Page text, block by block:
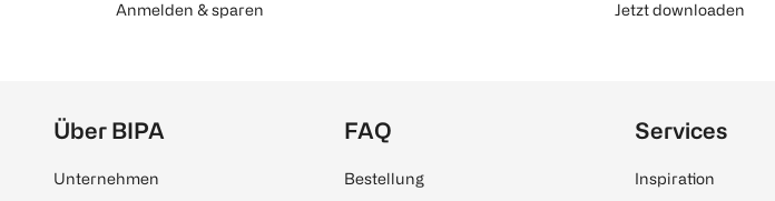
Anmelden & sparen Jetzt downloaden
Über BIPA
Unternehmen
FAQ
Bestellung
Services
Inspiration